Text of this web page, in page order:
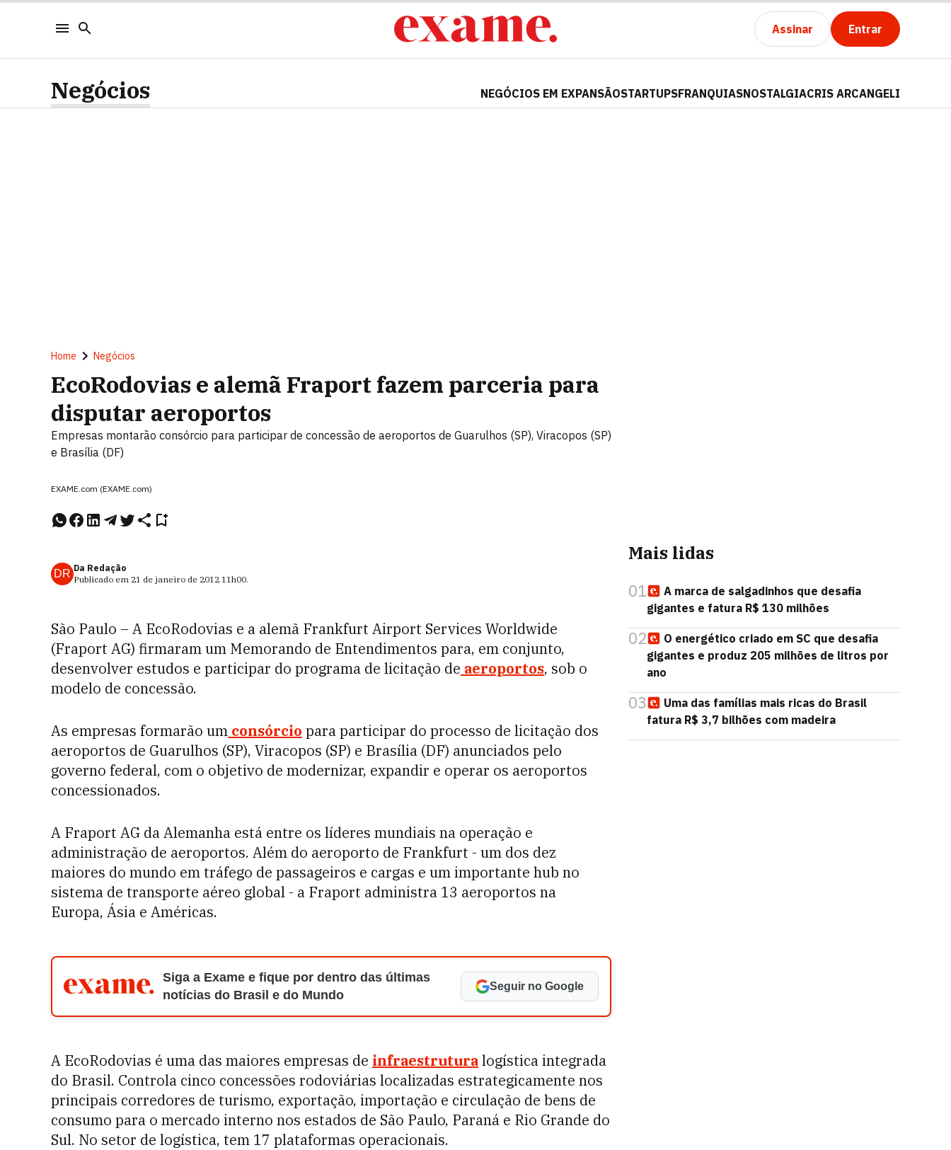
Assinar Entrar
Negócios NEGÓCIOS EM EXPANSÃOSTARTUPSFRANQUIASNOSTALGIACRIS ARCANGELI
Home Negócios
EcoRodovias e alemã Fraport fazem parceria para
disputar aeroportos
Empresas montarão consórcio para participar de concessão de aeroportos de Guarulhos (SP), Viracopos (SP)
e Brasília (DF)
EXAME.com (EXAME.com)
DR Da Redação
Publicado em 21 de janeiro de 2012 11h00.
São Paulo – A EcoRodovias e a alemã Frankfurt Airport Services Worldwide
(Fraport AG) firmaram um Memorando de Entendimentos para, em conjunto,
desenvolver estudos e participar do programa de licitação de aeroportos, sob o
modelo de concessão.
As empresas formarão um consórcio para participar do processo de licitação dos
aeroportos de Guarulhos (SP), Viracopos (SP) e Brasília (DF) anunciados pelo
governo federal, com o objetivo de modernizar, expandir e operar os aeroportos
concessionados.
A Fraport AG da Alemanha está entre os líderes mundiais na operação e
administração de aeroportos. Além do aeroporto de Frankfurt - um dos dez
maiores do mundo em tráfego de passageiros e cargas e um importante hub no
sistema de transporte aéreo global - a Fraport administra 13 aeroportos na
Europa, Ásia e Américas.
Siga a Exame e fique por dentro das últimas
notícias do Brasil e do Mundo
Seguir no Google
A EcoRodovias é uma das maiores empresas de infraestruturalogística integrada
do Brasil. Controla cinco concessões rodoviárias localizadas estrategicamente nos
principais corredores de turismo, exportação, importação e circulação de bens de
consumo para o mercado interno nos estados de São Paulo, Paraná e Rio Grande do
Sul. No setor de logística, tem 17 plataformas operacionais.
Mais lidas
01
A marca de salgadinhos que desafia
gigantes e fatura R$ 130 milhões
02
O energético criado em SC que desafia
gigantes e produz 205 milhões de litros por
ano
03
Uma das famílias mais ricas do Brasil
fatura R$ 3,7 bilhões com madeira